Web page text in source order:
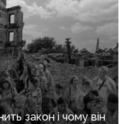
закон і чому він